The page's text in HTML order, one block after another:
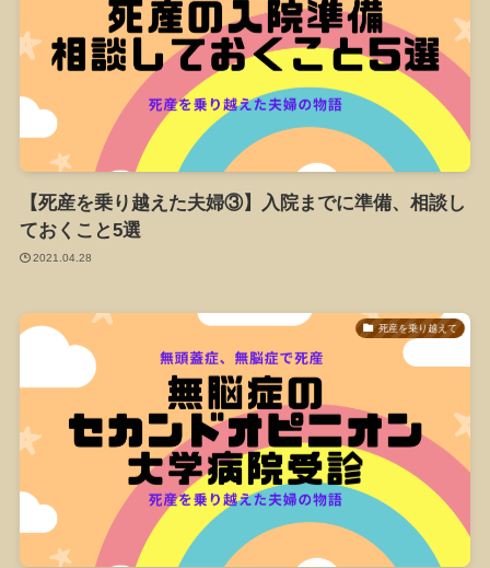
【死産を乗り越えた夫婦③】入院までに準備、相談し
ておくこと5選
2021.04.28
死産を乗り越えて